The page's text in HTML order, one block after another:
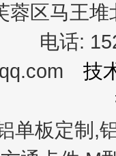
蓉区马
电话:
技
单板定制,